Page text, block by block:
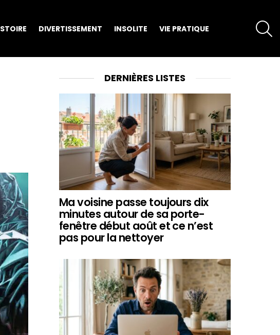
DIVERTISSEMENT INSOLITE VIE PRATIQUE
DERNIÈRES LISTES
Ma voisine passe toujours dix
minutes autour de sa porte-
fenêtre début août et ce n’est
pas pour la nettoyer